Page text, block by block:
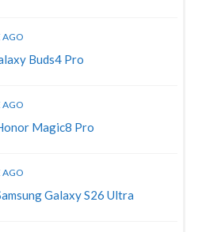
AGO
Buds4 Pro
AGO
Magic8 Pro
AGO
Galaxy S26 Ultra